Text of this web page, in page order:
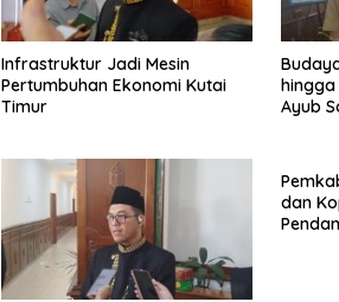
Infrastruktur Jadi Mesin
Pertumbuhan Ekonomi Kutai
Timur
hingga
Ayub
dan